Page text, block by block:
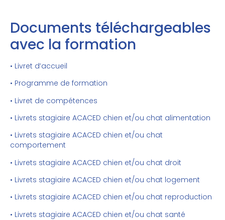
Documents téléchargeables
avec la formation
• Livret d’accueil
• Programme de formation
• Livret de compétences
• Livrets stagiaire ACACED chien et/ou chat alimentation
• Livrets stagiaire ACACED chien et/ou chat
comportement
• Livrets stagiaire ACACED chien et/ou chat droit
• Livrets stagiaire ACACED chien et/ou chat logement
• Livrets stagiaire ACACED chien et/ou chat reproduction
• Livrets stagiaire ACACED chien et/ou chat santé